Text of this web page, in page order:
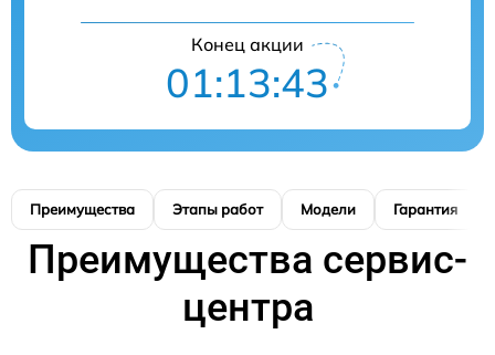
Конец акции
01:13:42
Преимущества Этапы работ Модели Гарантия
Преимущества сервис-
центра